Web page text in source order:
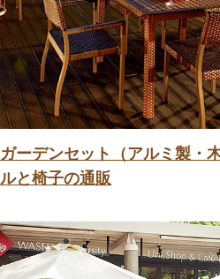
ガーデンセット（アルミ製・
ルと椅子の通販